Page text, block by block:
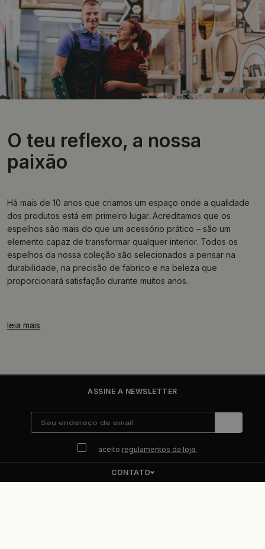
O teu reflexo, a nossa
paixão
Há mais de 10 anos que criamos um espaço onde a qualidade
dos produtos está em primeiro lugar. Acreditamos que os
espelhos são mais do que um acessório prático – são um
elemento capaz de transformar qualquer interior. Todos os
espelhos da nossa coleção são selecionados a pensar na
durabilidade, na precisão de fabrico e na beleza que
proporcionará satisfação durante muitos anos.
leia mais
ASSINE A NEWSLETTER
aceito regulamentos da loja.
CONTATO